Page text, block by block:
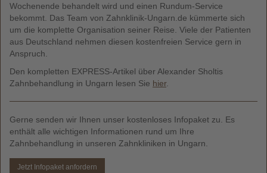
Wochenende behandelt wird und einen Rundum-Service
bekommt. Das Team von Zahnklinik-Ungarn.de kümmerte sich
um die komplette Organisation seiner Reise. Viele der Patienten
aus Deutschland nehmen diesen kostenfreien Service gern in
Anspruch.
Den kompletten EXPRESS-Artikel über Alexander Sholtis
Zahnbehandlung in Ungarn lesen Sie hier.
Gerne senden wir Ihnen unser kostenloses Infopaket zu. Es
enthält alle wichtigen Informationen rund um Ihre
Zahnbehandlung in unseren Zahnkliniken in Ungarn.
Jetzt Infopaket anfordern